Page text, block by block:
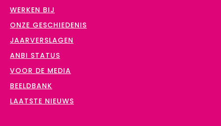
WERKEN BIJ
ONZE GESCHIEDENIS
JAARVERSLAGEN
ANBI STATUS
VOOR DE MEDIA
BEELDBANK
LAATSTE NIEUWS